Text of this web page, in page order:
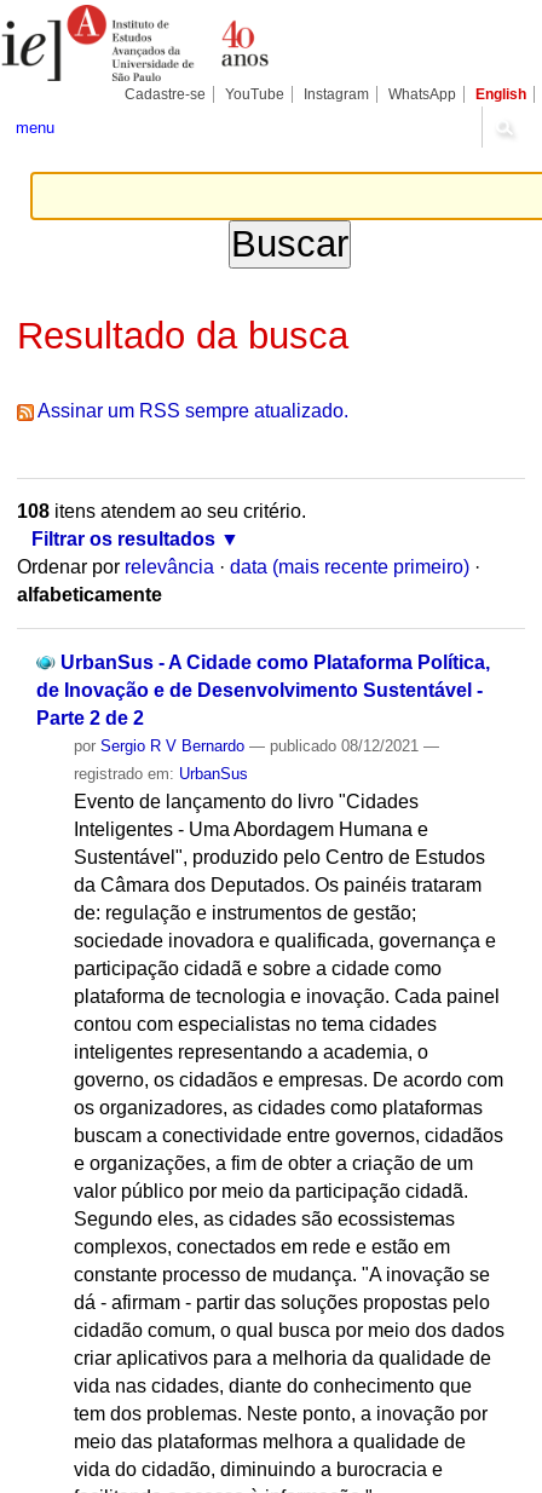
para
conteúdo.
Pessoais
Cadastre-se YouTube Instagram WhatsApp English
menu
Resultado da busca
Assinar um RSS sempre atualizado.
108itens atendem ao seu critério.
Filtrar os resultados
Ordenar por relevância · data (mais recente primeiro) ·
alfabeticamente
UrbanSus - A Cidade como Plataforma Política,
de Inovação e de Desenvolvimento Sustentável -
Parte 2 de 2
por Sergio R V Bernardo — publicado08/12/2021 —
registrado em: UrbanSus
Evento de lançamento do livro "Cidades
Inteligentes - Uma Abordagem Humana e
Sustentável", produzido pelo Centro de Estudos
da Câmara dos Deputados. Os painéis trataram
de: regulação e instrumentos de gestão;
sociedade inovadora e qualificada, governança e
participação cidadã e sobre a cidade como
plataforma de tecnologia e inovação. Cada painel
contou com especialistas no tema cidades
inteligentes representando a academia, o
governo, os cidadãos e empresas. De acordo com
os organizadores, as cidades como plataformas
buscam a conectividade entre governos, cidadãos
e organizações, a fim de obter a criação de um
valor público por meio da participação cidadã.
Segundo eles, as cidades são ecossistemas
complexos, conectados em rede e estão em
constante processo de mudança. "A inovação se
dá - afirmam - partir das soluções propostas pelo
cidadão comum, o qual busca por meio dos dados
criar aplicativos para a melhoria da qualidade de
vida nas cidades, diante do conhecimento que
tem dos problemas. Neste ponto, a inovação por
meio das plataformas melhora a qualidade de
vida do cidadão, diminuindo a burocracia e